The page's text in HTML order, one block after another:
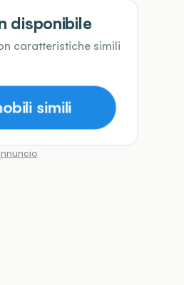
disponibile
caratteristiche simili
simili